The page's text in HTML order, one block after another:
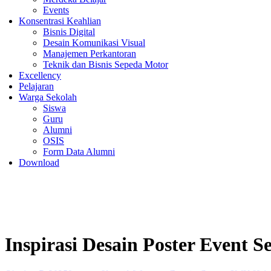
Events
Konsentrasi Keahlian
Bisnis Digital
Desain Komunikasi Visual
Manajemen Perkantoran
Teknik dan Bisnis Sepeda Motor
Excellency
Pelajaran
Warga Sekolah
Siswa
Guru
Alumni
OSIS
Form Data Alumni
Download
Inspirasi Desain Poster Event